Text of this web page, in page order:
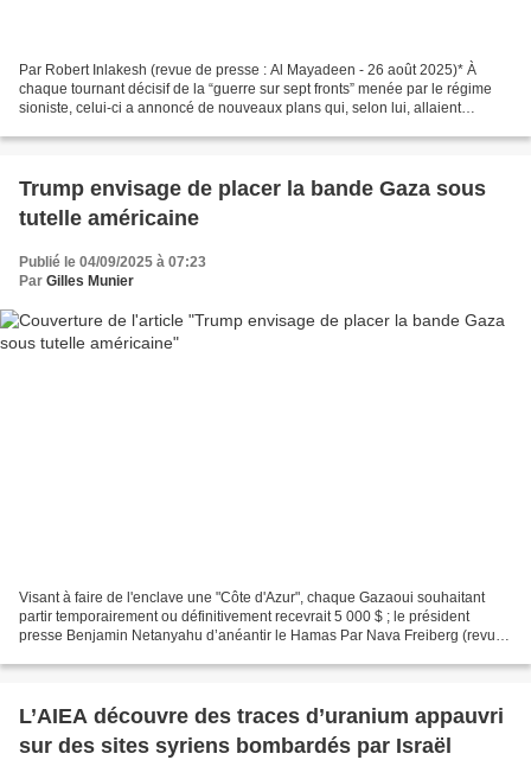
Par Robert Inlakesh (revue de presse : Al Mayadeen - 26 août 2025)* À
chaque tournant décisif de la “guerre sur sept fronts” menée par le régime
sioniste, celui-ci a annoncé de nouveaux plans qui, selon lui, allaient
Trump envisage de placer la bande Gaza sous
tutelle américaine
Publié le 04/09/2025 à 07:23
Par Gilles Munier
Visant à faire de l'enclave une "Côte d'Azur", chaque Gazaoui souhaitant
partir temporairement ou définitivement recevrait 5 000 $ ; le président
presse Benjamin Netanyahu d’anéantir le Hamas Par Nava Freiberg (revue
L’AIEA découvre des traces d’uranium appauvri
sur des sites syriens bombardés par Israël